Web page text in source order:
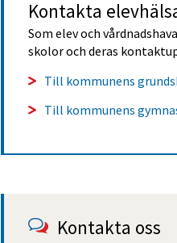
Kontakta
Som elev och
skolor och deras
Till kommunens
Till kommunens
Kontakta oss